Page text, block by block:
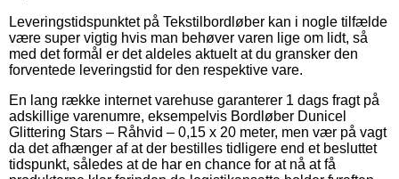
Leveringstidspunktet på Tekstilbordløber kan i nogle tilfælde
være super vigtig hvis man behøver varen lige om lidt, så
med det formål er det aldeles aktuelt at du gransker den
forventede leveringstid for den respektive vare.
En lang række internet varehuse garanterer 1 dags fragt på
adskillige varenumre, eksempelvis Bordløber Dunicel
Glittering Stars – Råhvid – 0,15 x 20 meter, men vær på vagt
da det afhænger af at der bestilles tidligere end et besluttet
tidspunkt, således at de har en chance for at nå at få